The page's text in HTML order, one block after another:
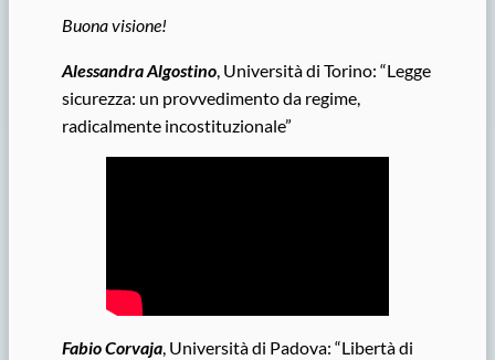
Buona visione!
Alessandra Algostino , Università di Torino: “Legge
sicurezza: un provvedimento da regime,
radicalmente incostituzionale”
Fabio Corvaja, Università di Padova: “Libertà di